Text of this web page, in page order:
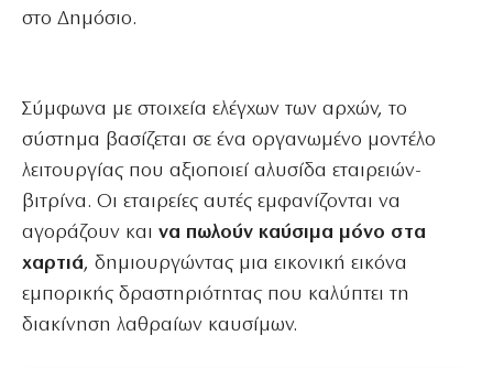
στο Δημόσιο.
Σύμφωνα με στοιχεία ελέγχων των αρχών, το
σύστημα βασίζεται σε ένα οργανωμένο μοντέλο
λειτουργίας που αξιοποιεί αλυσίδα εταιρειών-
βιτρίνα. Οι εταιρείες αυτές εμφανίζονται να
αγοράζουν και να πωλούν καύσιμα μόνο στα
χαρτιά, δημιουργώντας μια εικονική εικόνα
εμπορικής δραστηριότητας που καλύπτει τη
διακίνηση λαθραίων καυσίμων.